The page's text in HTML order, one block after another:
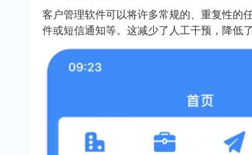
客户管理软件可以将许多常规的、重复性的
件或短信通知等。这减少了人工干预，降低